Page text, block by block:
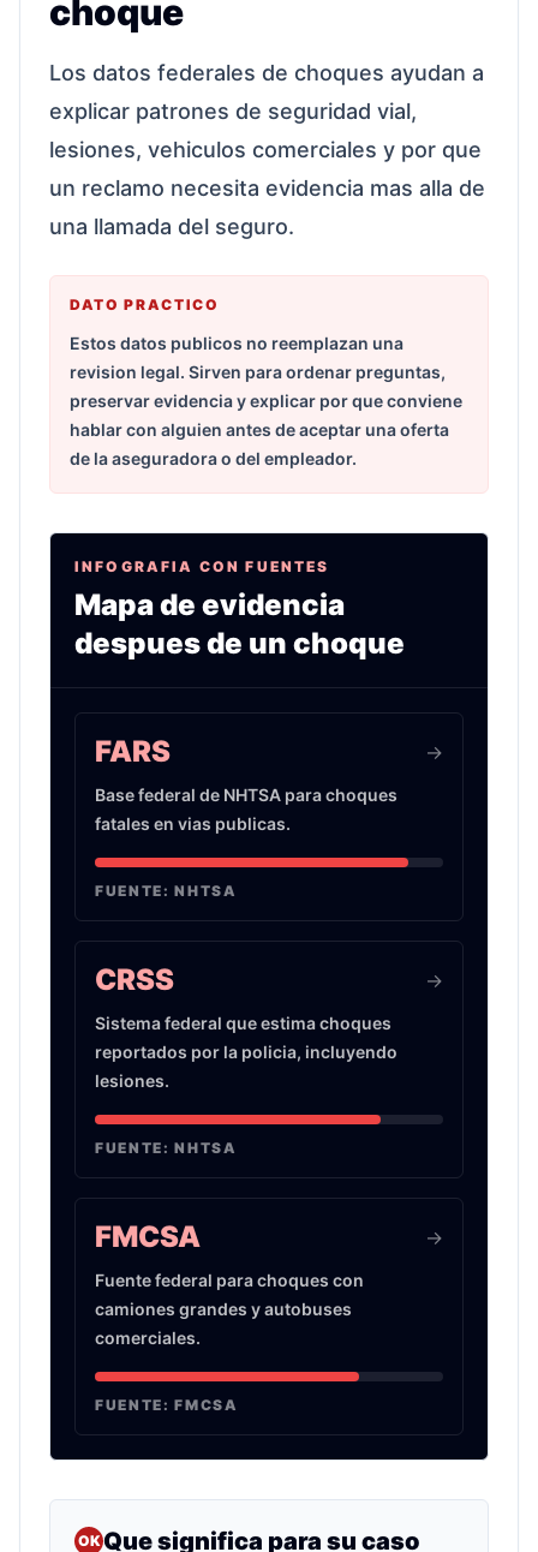
choque
Los datos federales de choques ayudan a
explicar patrones de seguridad vial,
lesiones, vehiculos comerciales y por que
un reclamo necesita evidencia mas alla de
una llamada del seguro.
DATO PRACTICO
Estos datos publicos no reemplazan una
revision legal. Sirven para ordenar preguntas,
preservar evidencia y explicar por que conviene
hablar con alguien antes de aceptar una oferta
de la aseguradora o del empleador.
INFOGRAFIA CON FUENTES
Mapa de evidencia
despues de un choque
FARS
Base federal de NHTSA para choques
fatales en vias publicas.
->
FUENTE:NHTSA
CRSS
Sistema federal que estima choques
reportados por la policia, incluyendo
lesiones.
->
FUENTE:NHTSA
FMCSA
Fuente federal para choques con
camiones grandes y autobuses
comerciales.
->
FUENTE:FMCSA
OKQue significa para su caso